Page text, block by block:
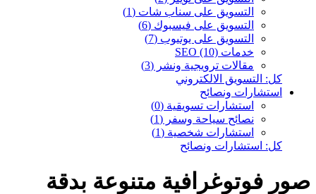
التسويق على سناب شات (1)
التسويق على فيسبوك (6)
التسويق على يوتيوب (7)
خدمات SEO (10)
مقالات ترويجية ونشر (3)
كل: التسويق الالكتروني
استشارات ونصائح
استشارات تسويقية (0)
نصائح سياحة وسفر (1)
استشارات شخصية (1)
كل: استشارات ونصائح
صور فوتوغرافية متنوعة بدقة